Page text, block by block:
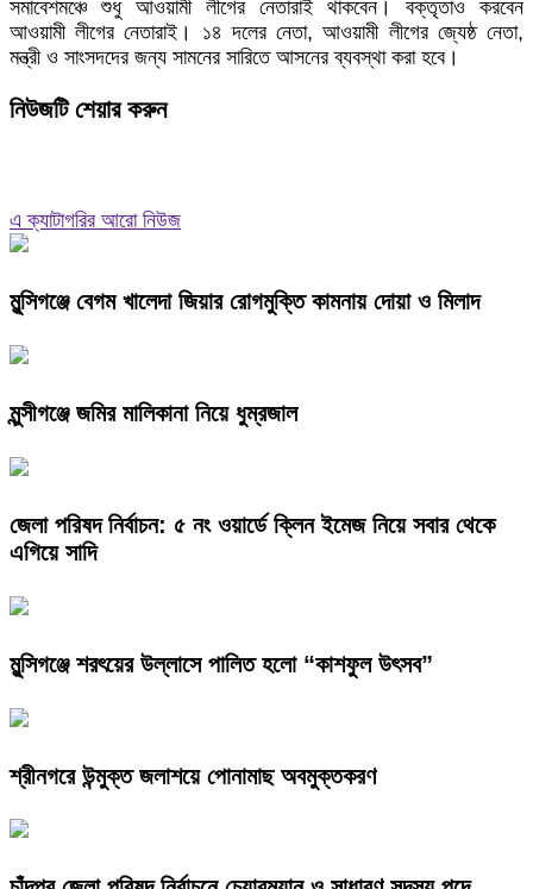
সমাবেশমঞ্চে শুধু আওয়ামী লীগের নেতারাই থাকবেন। বক্তৃতাও করবেন
আওয়ামী লীগের নেতারাই। ১৪ দলের নেতা, আওয়ামী লীগের জ্যেষ্ঠ নেতা,
মন্ত্রী ও সাংসদদের জন্য সামনের সারিতে আসনের ব্যবস্থা করা হবে।
নিউজটি শেয়ার করুন
এ ক্যাটাগরির আরো নিউজ
মুন্সিগঞ্জে বেগম খালেদা জিয়ার রোগমুক্তি কামনায় দোয়া ও মিলাদ
মুন্সীগঞ্জে জমির মালিকানা নিয়ে ধুম্রজাল
জেলা পরিষদ নির্বাচন: ৫ নং ওয়ার্ডে ক্লিন ইমেজ নিয়ে সবার থেকে
এগিয়ে সাদি
মুন্সিগঞ্জে শরৎয়ের উল্লাসে পালিত হলো “কাশফুল উৎসব”
শ্রীনগরে উন্মুক্ত জলাশয়ে পোনামাছ অবমুক্তকরণ